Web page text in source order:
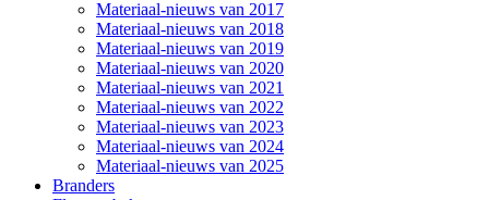
Materiaal-nieuws van 2017
Materiaal-nieuws van 2018
Materiaal-nieuws van 2019
Materiaal-nieuws van 2020
Materiaal-nieuws van 2021
Materiaal-nieuws van 2022
Materiaal-nieuws van 2023
Materiaal-nieuws van 2024
Materiaal-nieuws van 2025
Branders